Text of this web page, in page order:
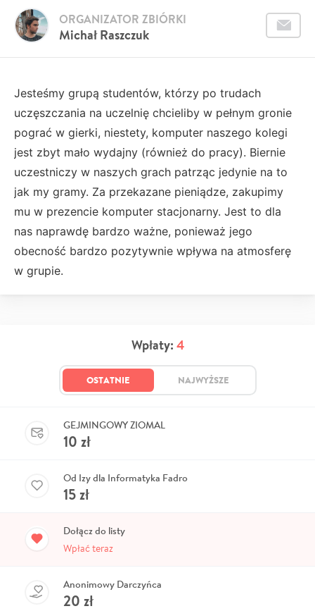
Michał Raszczuk
ORGANIZATOR ZBIÓRKI
Jesteśmy grupą studentów, którzy po trudach
uczęszczania na uczelnię chcieliby w pełnym gronie
pograć w gierki, niestety, komputer naszego kolegi
jest zbyt mało wydajny (również do pracy). Biernie
uczestniczy w naszych grach patrząc jedynie na to
jak my gramy. Za przekazane pieniądze, zakupimy
mu w prezencie komputer stacjonarny. Jest to dla
nas naprawdę bardzo ważne, ponieważ jego
obecność bardzo pozytywnie wpływa na atmosferę
w grupie.
Wpłaty: 4
OSTATNIE NAJWYŻSZE
GEJMINGOWY ZIOMAL
10 zł
Od Izy dla Informatyka Fadro
15zł
Dołącz do listy
Wpłać teraz
Anonimowy Darczyńca
20 zł